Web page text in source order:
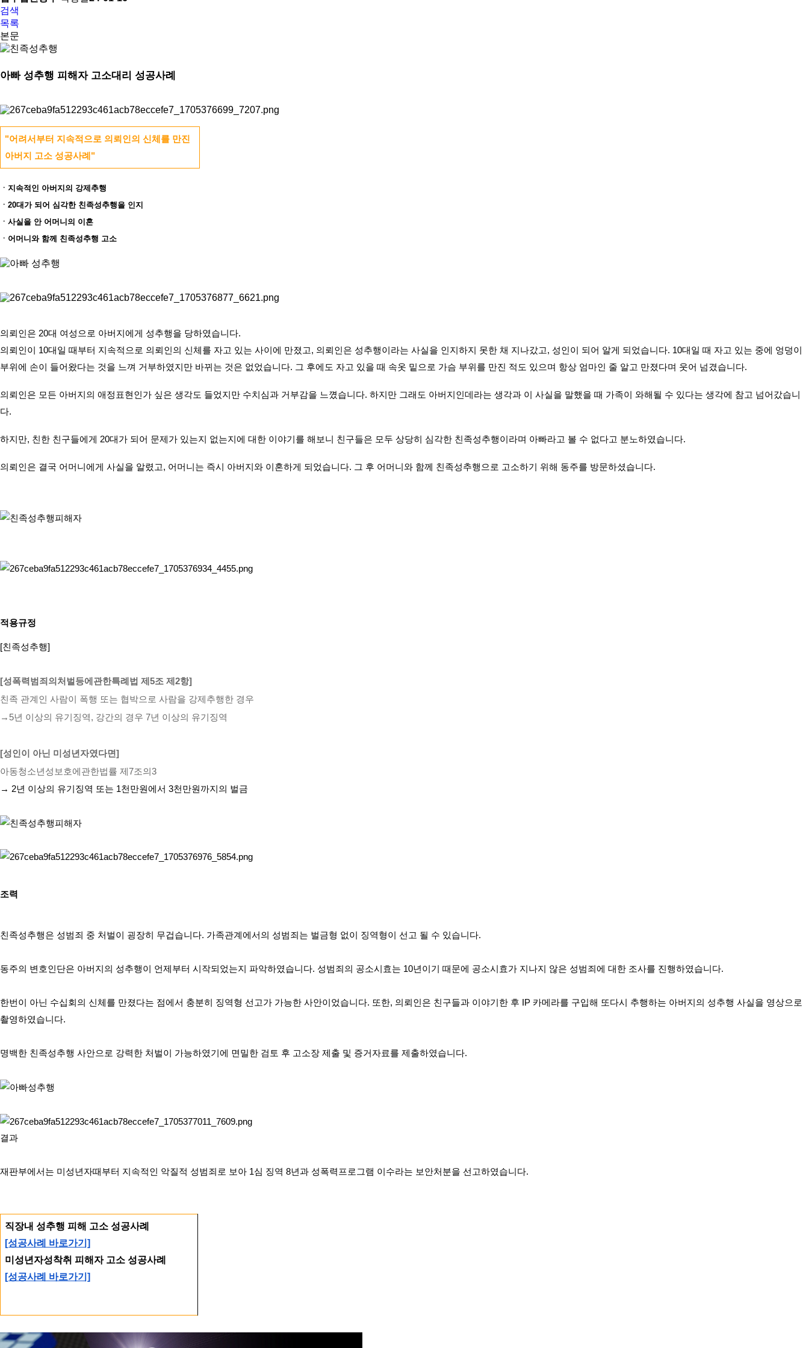
검색
목록
본문
아빠 성추행 피해자 고소대리 성공사례
"어려서부터 지속적으로 의뢰인의 신체를 만진
아버지 고소 성공사례"
ㆍ지속적인 아버지의 강제추행
ㆍ20대가 되어 심각한 친족성추행을 인지
ㆍ사실을 안 어머니의 이혼
ㆍ어머니와 함께 친족성추행 고소
의뢰인은 20대 여성으로 아버지에게 성추행을 당하였습니다.
의뢰인이 10대일 때부터 지속적으로 의뢰인의 신체를 자고 있는 사이에 만졌고, 의뢰인은 성추행이라는 사실을 인지하지 못한 채 지나갔고, 성인이 되어 알게 되었습니다. 10대일 때 자고 있는 중에 엉덩이
부위에 손이 들어왔다는 것을 느껴 거부하였지만 바뀌는 것은 없었습니다. 그 후에도 자고 있을 때 속옷 밑으로 가슴 부위를 만진 적도 있으며 항상 엄마인 줄 알고 만졌다며 웃어 넘겼습니다.
의뢰인은 모든 아버지의 애정표현인가 싶은 생각도 들었지만 수치심과 거부감을 느꼈습니다. 하지만 그래도 아버지인데라는 생각과 이 사실을 말했을 때 가족이 와해될 수 있다는 생각에 참고 넘어갔습니
다.
하지만, 친한 친구들에게 20대가 되어 문제가 있는지 없는지에 대한 이야기를 해보니 친구들은 모두 상당히 심각한 친족성추행이라며 아빠라고 볼 수 없다고 분노하였습니다.
의뢰인은 결국 어머니에게 사실을 알렸고, 어머니는 즉시 아버지와 이혼하게 되었습니다. 그 후 어머니와 함께 친족성추행으로 고소하기 위해 동주를 방문하셨습니다.
적용규정
[친족성추행]
[성폭력범죄의처벌등에관한특례법 제5조 제2항]
친족 관계인 사람이 폭행 또는 협박으로 사람을 강제추행한 경우
→5년 이상의 유기징역, 강간의 경우 7년 이상의 유기징역
[성인이 아닌 미성년자였다면]
아동청소년성보호에관한법률 제7조의3
→ 2년 이상의 유기징역 또는 1천만원에서 3천만원까지의 벌금
조력
친족성추행은 성범죄 중 처벌이 굉장히 무겁습니다. 가족관계에서의 성범죄는 벌금형 없이 징역형이 선고 될 수 있습니다.
동주의 변호인단은 아버지의 성추행이 언제부터 시작되었는지 파악하였습니다. 성범죄의 공소시효는 10년이기 때문에 공소시효가 지나지 않은 성범죄에 대한 조사를 진행하였습니다.
한번이 아닌 수십회의 신체를 만졌다는 점에서 충분히 징역형 선고가 가능한 사안이었습니다. 또한, 의뢰인은 친구들과 이야기한 후 IP 카메라를 구입해 또다시 추행하는 아버지의 성추행 사실을 영상으로
촬영하였습니다.
명백한 친족성추행 사안으로 강력한 처벌이 가능하였기에 면밀한 검토 후 고소장 제출 및 증거자료를 제출하였습니다.
결과
재판부에서는 미성년자때부터 지속적인 악질적 성범죄로 보아 1심 징역 8년과 성폭력프로그램 이수라는 보안처분을 선고하였습니다.
직장내 성추행 피해 고소 성공사례
[성공사례 바로가기]
미성년자성착취 피해자 고소 성공사례
[성공사례 바로가기]